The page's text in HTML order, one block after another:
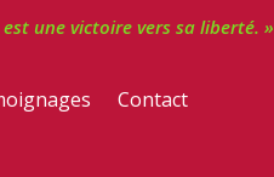
une victoire vers sa liberté. »
Contact